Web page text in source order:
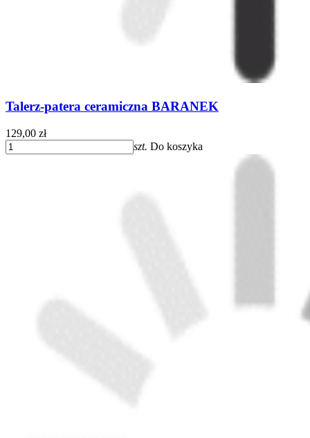
Talerz-patera ceramiczna BARANEK
129,00 zł
szt. Do koszyka